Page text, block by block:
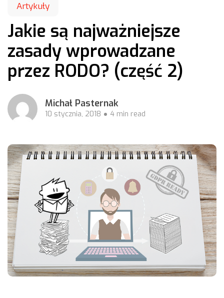
Artykuły
Jakie są najważniejsze
zasady wprowadzane
przez RODO? (część 2)
Michał Pasternak
10 stycznia, 2018 4 min read